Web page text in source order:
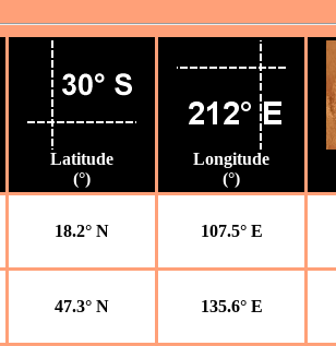
Latitude
(°)
Longitude
(°)
18.2° N 107.5° E
47.3° N 135.6° E